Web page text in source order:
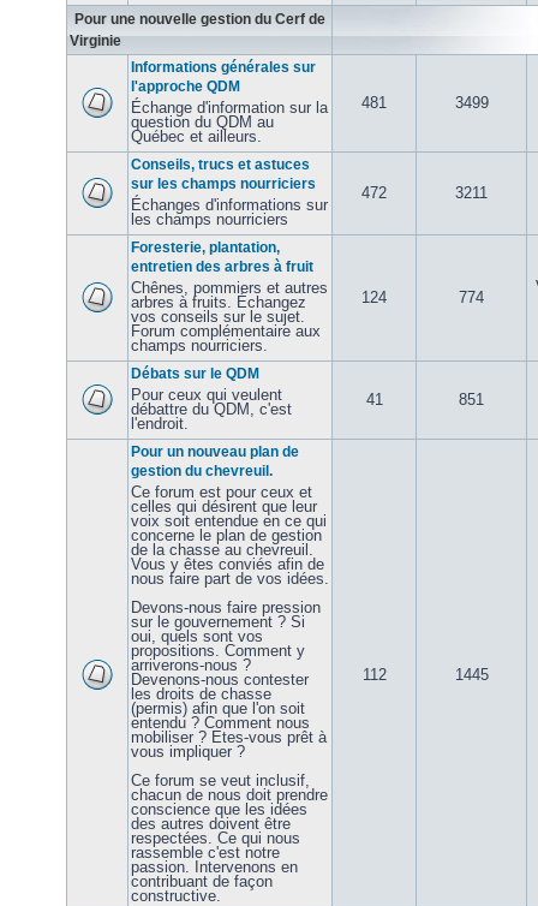
Pour une nouvelle gestion du Cerf de
Virginie
Informations générales sur
l'approche QDM
Échange d'information sur la
question du QDM au
Québec et ailleurs.
481 3499
Conseils, trucs et astuces
sur les champs nourriciers
Échanges d'informations sur
les champs nourriciers
472 3211
Foresterie, plantation,
entretien des arbres à fruit
Chênes, pommiers et autres
arbres à fruits. Échangez
vos conseils sur le sujet.
Forum complémentaire aux
champs nourriciers.
124 774
Débats sur le QDM
Pour ceux qui veulent
débattre du QDM, c'est
l'endroit.
41 851
Pour un nouveau plan de
gestion du chevreuil.
Ce forum est pour ceux et
celles qui désirent que leur
voix soit entendue en ce qui
concerne le plan de gestion
de la chasse au chevreuil.
Vous y êtes conviés afin de
nous faire part de vos idées.
Devons-nous faire pression
sur le gouvernement ? Si
oui, quels sont vos
propositions. Comment y
arriverons-nous ?
Devenons-nous contester
les droits de chasse
(permis) afin que l'on soit
entendu ? Comment nous
mobiliser ? Etes-vous prêt à
vous impliquer ?
Ce forum se veut inclusif,
chacun de nous doit prendre
conscience que les idées
des autres doivent être
respectées. Ce qui nous
rassemble c'est notre
passion. Intervenons en
contribuant de façon
constructive.
112 1445